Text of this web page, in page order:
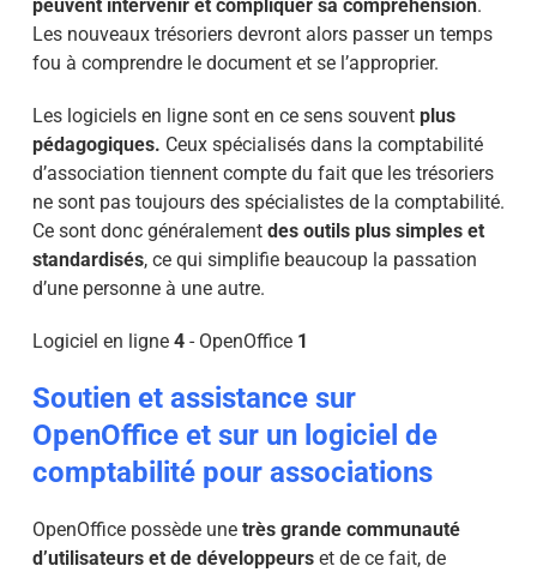
peuvent intervenir et compliquer sa compréhension.
Les nouveaux trésoriers devront alors passer un temps
fou à comprendre le document et se l’approprier.
Les logiciels en ligne sont en ce sens souventplus
pédagogiques. Ceux spécialisés dans la comptabilité
d’association tiennent compte du fait que les trésoriers
ne sont pas toujours des spécialistes de la comptabilité.
Ce sont donc généralement des outils plus simples et
standardisés, ce qui simplifie beaucoup la passation
d’une personne à une autre.
Logiciel en ligne 4- OpenOffice 1
Soutien et assistance sur
OpenOffice et sur un logiciel de
comptabilité pour associations
OpenOffice possède une très grande communauté
d’utilisateurs et de développeurset de ce fait, de